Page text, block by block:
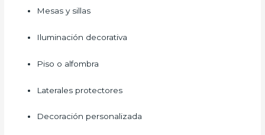
Mesas y sillas
Iluminación decorativa
Piso o alfombra
Laterales protectores
Decoración personalizada